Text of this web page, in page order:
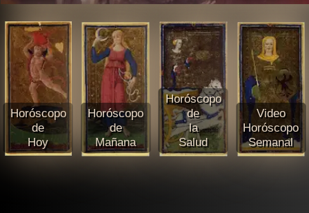
Horóscopo
de
Hoy
Horóscopo
de
Mañana
Horóscopo
de
la
Salud
Video
Horóscopo
Semanal